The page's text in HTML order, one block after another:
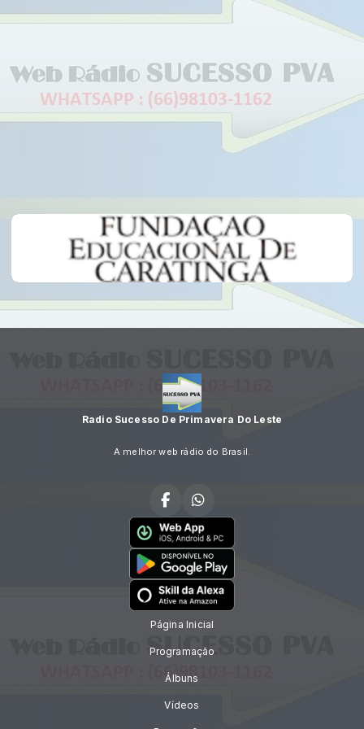
Radio Sucesso De Primavera Do Leste
A melhor web rádio do Brasil.
Página Inicial
Programação
Álbuns
Vídeos